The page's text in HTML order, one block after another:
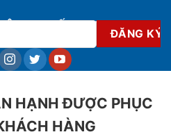
KHUYẾN MẠI
HẠNH ĐƯỢC PHỤC
HÀNG